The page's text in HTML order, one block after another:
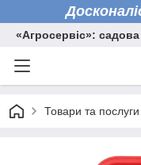
«Агросервіс»: садова
Товари та послуги